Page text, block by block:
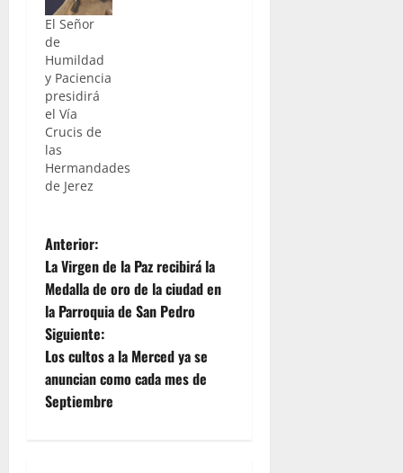
El Señor
de
Humildad
y Paciencia
presidirá
el Vía
Crucis de
las
Hermandades
de Jerez
N
a
v
e
g
Anterior:
La Virgen de la Paz recibirá la
Medalla de oro de la ciudad en
la Parroquia de San Pedro
Siguiente:
Los cultos a la Merced ya se
anuncian como cada mes de
Septiembre